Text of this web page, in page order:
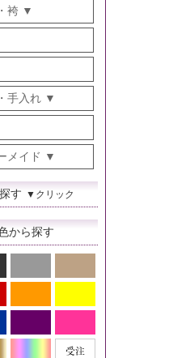
袴
手入れ
メイド
す ▼クリック
から探す